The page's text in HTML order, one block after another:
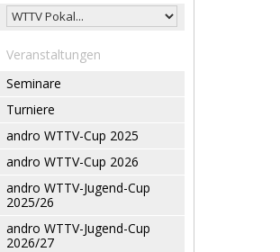
Veranstaltungen
Seminare
Turniere
andro WTTV-Cup 2025
andro WTTV-Cup 2026
andro WTTV-Jugend-Cup
2025/26
andro WTTV-Jugend-Cup
2026/27